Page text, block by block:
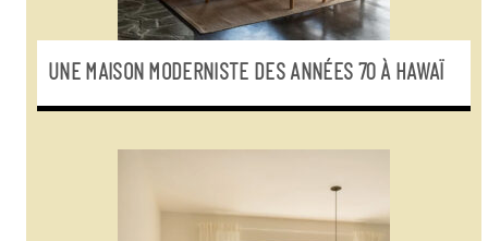
UNE MAISON MODERNISTE DES ANNÉES 70 À HAWAÏ